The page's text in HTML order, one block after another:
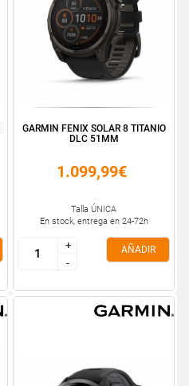
GARMIN FENIX SOLAR 8 TITANIO
DLC 51MM
1.099,99€
Talla ÚNICA
En stock, entrega en 24-72h
+
-
+
-
AÑADIR